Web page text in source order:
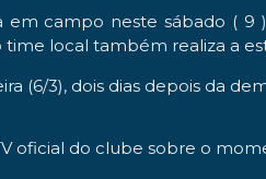
em campo neste sábado (
time local também realiza a
(6/3), dois dias depois da
oficial do clube sobre o